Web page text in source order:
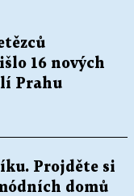
16 nových
Prahu
Projděte si
domů